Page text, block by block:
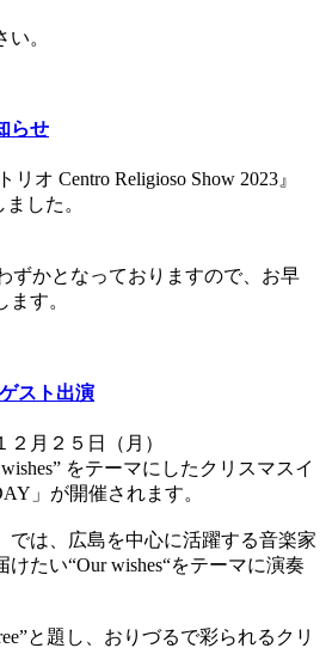
。
らせ
オ Centro Religioso Show 2023』
した。
ずかとなっておりますので、お早
す。
スト出演
２月２５日（月）
をテーマにしたクリスマスイ
」が開催されます。
では、広島を中心に活躍する音楽家
たい“Our wishes“をテーマに演奏
と題し、おりづるで彩られるクリ